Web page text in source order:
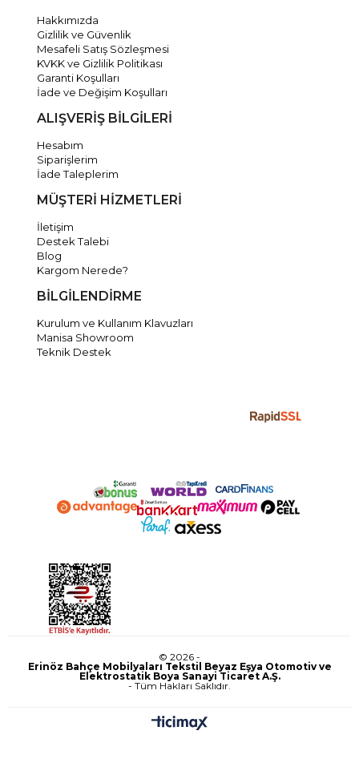
Hakkımızda
Gizlilik ve Güvenlik
Mesafeli Satış Sözleşmesi
KVKK ve Gizlilik Politikası
Garanti Koşulları
İade ve Değişim Koşulları
ALIŞVERİŞ BİLGİLERİ
Hesabım
Siparişlerim
İade Taleplerim
MÜŞTERİ HİZMETLERİ
İletişim
Destek Talebi
Blog
Kargom Nerede?
BİLGİLENDİRME
Kurulum ve Kullanım Klavuzları
Manisa Showroom
Teknik Destek
© 2026 -
Erinöz Bahçe Mobilyaları Tekstil Beyaz Eşya Otomotiv ve
Elektrostatik Boya Sanayi Ticaret A.Ş.
- Tüm Hakları Saklıdır.